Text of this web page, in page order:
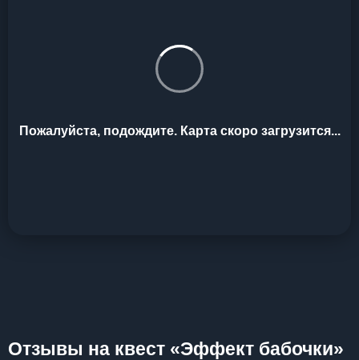
Пожалуйста, подождите. Карта скоро загрузится...
Отзывы на квест «Эффект бабочки»